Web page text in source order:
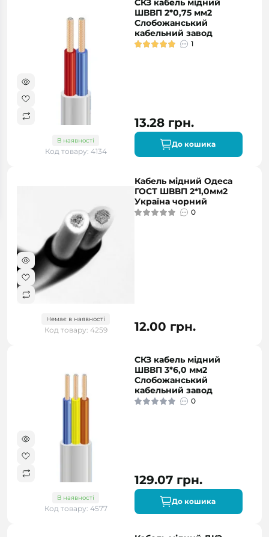
В наявності
Код товару: 4134
СКЗ кабель мідний
ШВВП 2*0,75 мм2
Слобожанський
кабельний завод
1
13.28 грн.
До кошика
Немає в наявності
Код товару: 4259
Кабель мідний Одеса
ГОСТ ШВВП 2*1,0мм2
Україна чорний
0
12.00 грн.
В наявності
Код товару: 4577
СКЗ кабель мідний
ШВВП 3*6,0 мм2
Слобожанський
кабельний завод
0
129.07 грн.
До кошика